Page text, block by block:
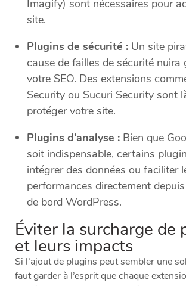
Imagify) sont nécessaires pour
site.
Plugins de sécurité : Un site
cause de failles de sécurité nuira
votre SEO. Des extensions
Security ou Sucuri Security sont
protéger votre site.
Plugins d’analyse : Bien que
soit indispensable, certains
intégrer des données ou faciliter
performances directement
de bord WordPress.
Éviter la surcharge de
et leurs impacts
Si l’ajout de plugins peut sembler une
faut garder à l’esprit que chaque